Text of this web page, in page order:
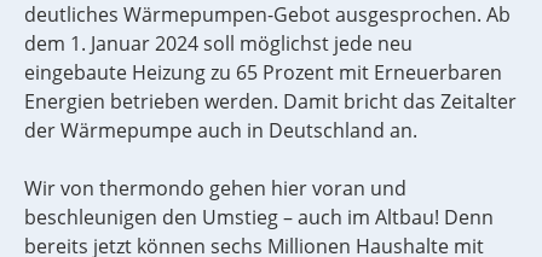
deutliches Wärmepumpen-Gebot ausgesprochen. Ab
dem 1. Januar 2024 soll möglichst jede neu
eingebaute Heizung zu 65 Prozent mit Erneuerbaren
Energien betrieben werden. Damit bricht das Zeitalter
der Wärmepumpe auch in Deutschland an.
Wir von thermondo gehen hier voran und
beschleunigen den Umstieg – auch im Altbau! Denn
bereits jetzt können sechs Millionen Haushalte mit